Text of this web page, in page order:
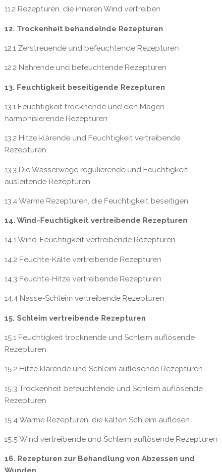
11.2 Rezepturen, die inneren Wind vertreiben
12. Trockenheit behandelnde Rezepturen
12.1 Zerstreuende und befeuchtende Rezepturen
12.2 Nährende und befeuchtende Rezepturen
13. Feuchtigkeit beseitigende Rezepturen
13.1 Feuchtigkeit trocknende und den Magen
harmonisierende Rezepturen
13.2 Hitze klärende und Feuchtigkeit vertreibende
Rezepturen
13.3 Die Wasserwege regulierende und Feuchtigkeit
ausleitende Rezepturen
13.4 Warme Rezepturen, die Feuchtigkeit beseitigen
14. Wind-Feuchtigkeit vertreibende Rezepturen
14.1 Wind-Feuchtigkeit vertreibende Rezepturen
14.2 Feuchte-Kälte vertreibende Rezepturen
14.3 Feuchte-Hitze vertreibende Rezepturen
14.4 Nässe-Schleim vertreibende Rezepturen
15. Schleim vertreibende Rezepturen
15.1 Feuchtigkeit trocknende und Schleim auflösende
Rezepturen
15.2 Hitze klärende und Schleim auflösende Rezepturen
15.3 Trockenheit befeuchtende und Schleim auflösende
Rezepturen
15.4 Warme Rezepturen, die kalten Schleim auflösen
15.5 Wind vertreibende und Schleim auflösende Rezepturen
16. Rezepturen zur Behandlung von Abzessen und